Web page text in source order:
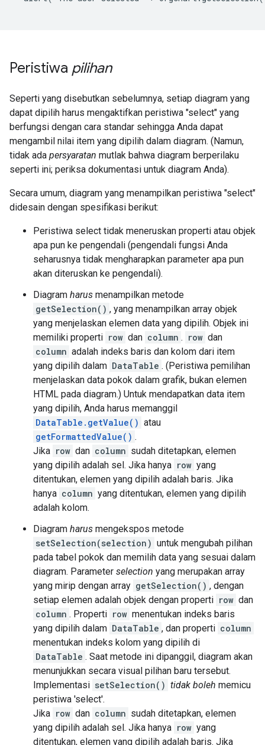
Peristiwa pilihan
Seperti yang disebutkan sebelumnya, setiap diagram yang
dapat dipilih harus mengaktifkan peristiwa "select" yang
berfungsi dengan cara standar sehingga Anda dapat
mengambil nilai item yang dipilih dalam diagram. (Namun,
tidak ada persyaratan mutlak bahwa diagram berperilaku
seperti ini; periksa dokumentasi untuk diagram Anda).
Secara umum, diagram yang menampilkan peristiwa "select"
didesain dengan spesifikasi berikut:
Peristiwa select tidak meneruskan properti atau objek
apa pun ke pengendali (pengendali fungsi Anda
seharusnya tidak mengharapkan parameter apa pun
akan diteruskan ke pengendali).
Diagram harus menampilkan metode
getSelection() , yang menampilkan array objek
yang menjelaskan elemen data yang dipilih. Objek ini
memiliki properti row dan column . row dan
column adalah indeks baris dan kolom dari item
yang dipilih dalam DataTable . (Peristiwa pemilihan
menjelaskan data pokok dalam grafik, bukan elemen
HTML pada diagram.) Untuk mendapatkan data item
yang dipilih, Anda harus memanggil
DataTable.getValue() atau
getFormattedValue() .
Jika row dan column sudah ditetapkan, elemen
yang dipilih adalah sel. Jika hanya row yang
ditentukan, elemen yang dipilih adalah baris. Jika
hanya column yang ditentukan, elemen yang dipilih
adalah kolom.
Diagram harus mengekspos metode
setSelection(selection) untuk mengubah pilihan
pada tabel pokok dan memilih data yang sesuai dalam
diagram. Parameter selection yang merupakan array
yang mirip dengan array getSelection() , dengan
setiap elemen adalah objek dengan properti row dan
column . Properti row menentukan indeks baris
yang dipilih dalam DataTable , dan properti column
menentukan indeks kolom yang dipilih di
DataTable . Saat metode ini dipanggil, diagram akan
menunjukkan secara visual pilihan baru tersebut.
Implementasi setSelection() tidak boleh memicu
peristiwa 'select'.
Jika row dan column sudah ditetapkan, elemen
yang dipilih adalah sel. Jika hanya row yang
ditentukan, elemen yang dipilih adalah baris. Jika